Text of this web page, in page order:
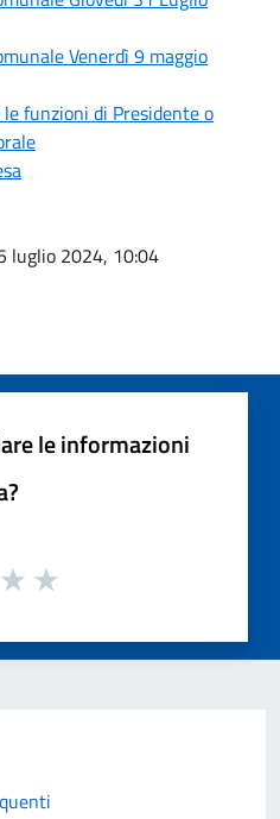
Venerdì 9 maggio
funzioni di Presidente o
luglio 2024, 10:04
le informazioni